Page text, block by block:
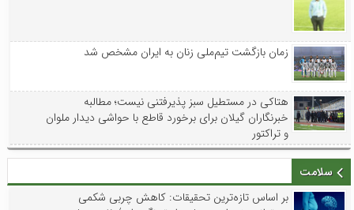
زمان بازگشت تیم‌ملی زنان به ایران مشخص شد
هتاکی در مستطیل سبز پذیرفتنی نیست؛ مطالبه
خبرنگاران گیلان برای برخورد قاطع با حواشی دیدار ملوان
و تراکتور
سلامت
بر اساس تازه‌ترین تحقیقات: کاهش چربی شکمی